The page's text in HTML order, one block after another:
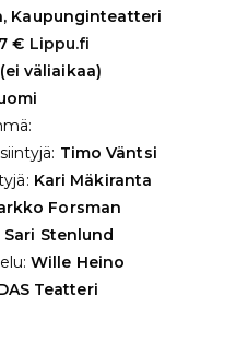
Kaupunginteatteri
€ Lippu.fi
väliaikaa)
Timo Väntsi
Kari Mäkiranta
Forsman
Sari Stenlund
Wille Heino
Teatteri